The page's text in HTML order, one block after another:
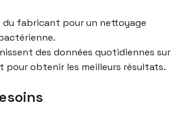
du fabricant pour un nettoyage
des données quotidiennes sur
pour obtenir les meilleurs résultats.